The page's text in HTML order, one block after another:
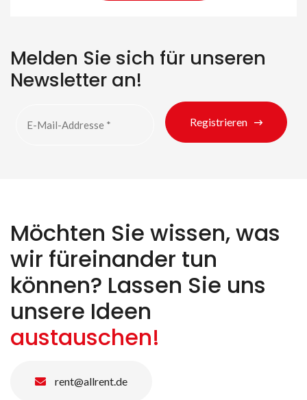
Melden Sie sich für unseren
Newsletter an!
Registrieren
Möchten Sie wissen, was
wir füreinander tun
können? Lassen Sie uns
unsere Ideen
austauschen!
rent@allrent.de